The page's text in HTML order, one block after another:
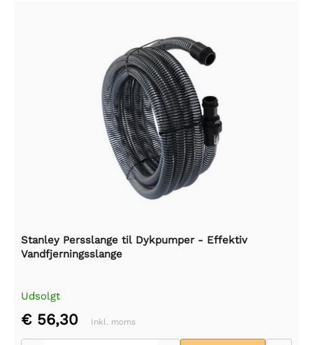
Stanley Persslange til Dykpumper - Effektiv
Vandfjerningsslange
Udsolgt
€ 56,30 Inkl. moms